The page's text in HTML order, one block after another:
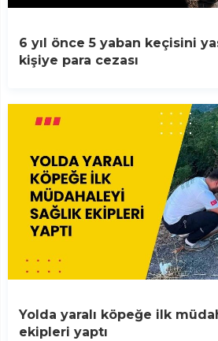
6 yıl önce 5 yaban keçisini
kişiye para cezası
Yolda yaralı köpeğe ilk
ekipleri yaptı